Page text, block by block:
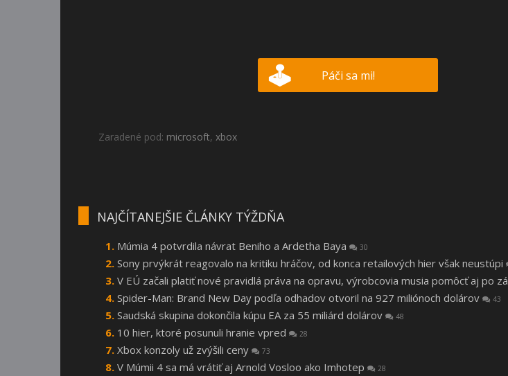
Páči sa mi!
Zaradené pod: microsoft, xbox
NAJČÍTANEJŠIE ČLÁNKY TÝŽDŇA
Múmia 4 potvrdila návrat Beniho a Ardetha Baya 30
Sony prvýkrát reagovalo na kritiku hráčov, od konca retailových hier však neustúpi
V EÚ začali platiť nové pravidlá práva na opravu, výrobcovia musia pomôcť aj po zá
Spider-Man: Brand New Day podľa odhadov otvoril na 927 miliónoch dolárov 43
Saudská skupina dokončila kúpu EA za 55 miliárd dolárov 48
10 hier, ktoré posunuli hranie vpred 28
Xbox konzoly už zvýšili ceny 73
V Múmii 4 sa má vrátiť aj Arnold Vosloo ako Imhotep 28